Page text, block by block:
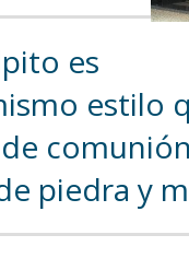
es
estilo
piedra y